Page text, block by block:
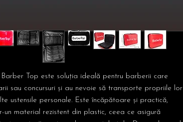
Top este soluția ideală pentru barberii care
sau concursuri și au nevoie să transporte propriile lor
ustensile personale. Este încăpătoare și practică,
un material rezistent din plastic, ceea ce asigură